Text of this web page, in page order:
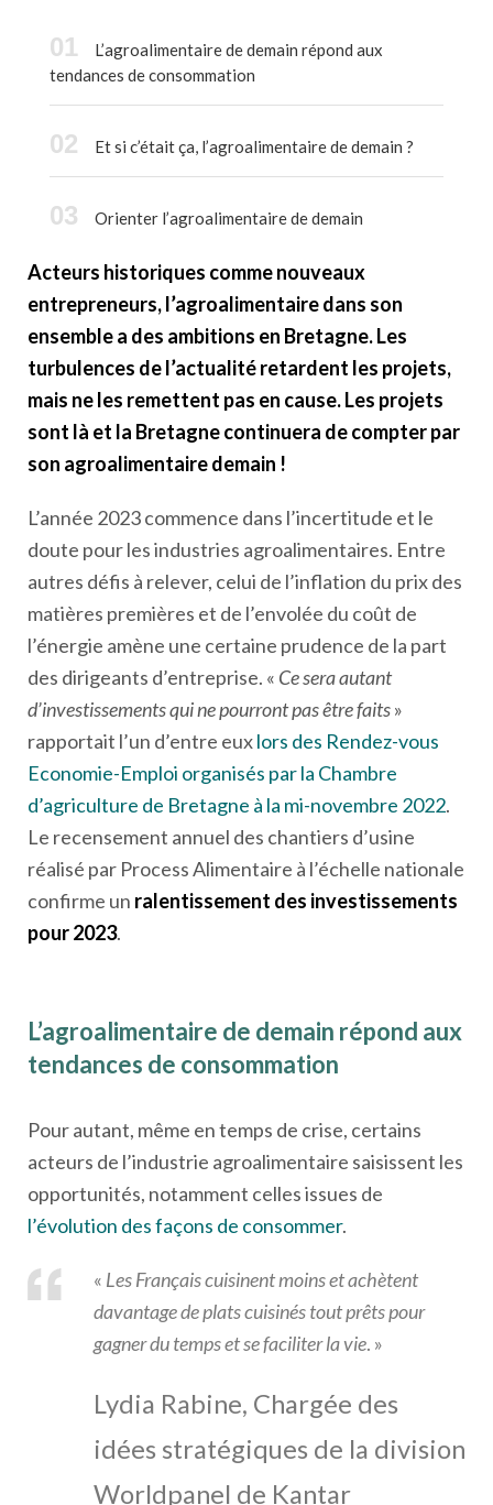
L’agroalimentaire de demain répond aux
tendances de consommation
Et si c’était ça, l’agroalimentaire de demain ?
Orienter l’agroalimentaire de demain
Acteurs historiques comme nouveaux
entrepreneurs, l’agroalimentaire dans son
ensemble a des ambitions en Bretagne. Les
turbulences de l’actualité retardent les projets,
mais ne les remettent pas en cause. Les projets
sont là et la Bretagne continuera de compter par
son agroalimentaire demain !
L’année 2023 commence dans l’incertitude et le
doute pour les industries agroalimentaires. Entre
autres défis à relever, celui de l’inflation du prix des
matières premières et de l’envolée du coût de
l’énergie amène une certaine prudence de la part
des dirigeants d’entreprise. « Ce sera autant
d’investissements qui ne pourront pas être faits»
rapportait l’un d’entre euxlors des Rendez-vous
Economie-Emploi organisés par la Chambre
d’agriculture de Bretagne à la mi-novembre 2022.
Le recensement annuel des chantiers d’usine
réalisé par Process Alimentaire à l’échelle nationale
confirme un ralentissement des investissements
pour 2023.
L’agroalimentaire de demain répond aux
tendances de consommation
Pour autant, même en temps de crise, certains
acteurs de l’industrie agroalimentaire saisissent les
opportunités, notamment celles issues de
l’évolution des façons de consommer.
« Les Français cuisinent moins et achètent
davantage de plats cuisinés tout prêts pour
gagner du temps et se faciliter la vie. »
Lydia Rabine, Chargée des
idées stratégiques de la division
Worldpanel de Kantar